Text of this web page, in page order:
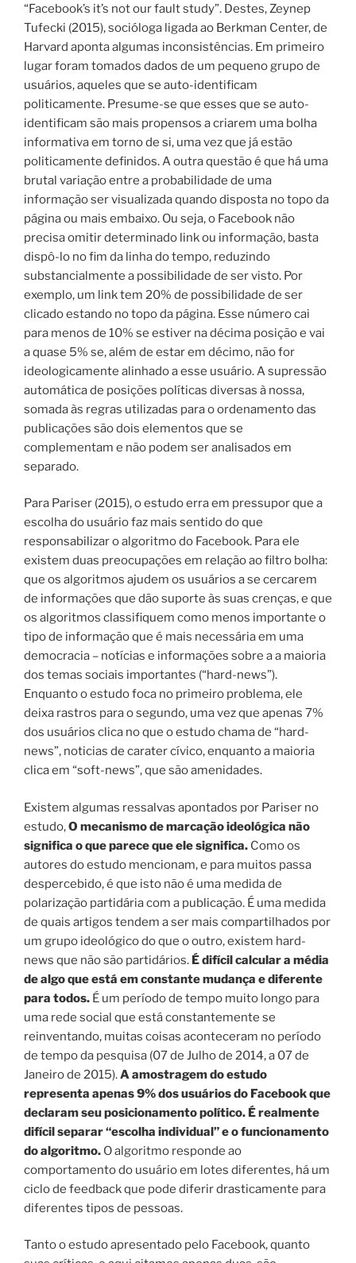
“Facebook’s it’s not our fault study”. Destes, Zeynep
Tufecki (2015), socióloga ligada ao Berkman Center, de
Harvard aponta algumas inconsistências. Em primeiro
lugar foram tomados dados de um pequeno grupo de
usuários, aqueles que se auto-identificam
politicamente. Presume-se que esses que se auto-
identificam são mais propensos a criarem uma bolha
informativa em torno de si, uma vez que já estão
politicamente definidos. A outra questão é que há uma
brutal variação entre a probabilidade de uma
informação ser visualizada quando disposta no topo da
página ou mais embaixo. Ou seja, o Facebook não
precisa omitir determinado link ou informação, basta
dispô-lo no fim da linha do tempo, reduzindo
substancialmente a possibilidade de ser visto. Por
exemplo, um link tem 20% de possibilidade de ser
clicado estando no topo da página. Esse número cai
para menos de 10% se estiver na décima posição e vai
a quase 5% se, além de estar em décimo, não for
ideologicamente alinhado a esse usuário. A supressão
automática de posições políticas diversas à nossa,
somada às regras utilizadas para o ordenamento das
publicações são dois elementos que se
complementam e não podem ser analisados em
separado.
Para Pariser (2015), o estudo erra em pressupor que a
escolha do usuário faz mais sentido do que
responsabilizar o algoritmo do Facebook. Para ele
existem duas preocupações em relação ao filtro bolha:
que os algoritmos ajudem os usuários a se cercarem
de informações que dão suporte às suas crenças, e que
os algoritmos classifiquem como menos importante o
tipo de informação que é mais necessária em uma
democracia – notícias e informações sobre a a maioria
dos temas sociais importantes (“hard-news”).
Enquanto o estudo foca no primeiro problema, ele
deixa rastros para o segundo, uma vez que apenas 7%
dos usuários clica no que o estudo chama de “hard-
news”, noticias de carater cívico, enquanto a maioria
clica em “soft-news”, que são amenidades.
Existem algumas ressalvas apontados por Pariser no
estudo,O mecanismo de marcação ideológica não
significa o que parece que ele significa. Como os
autores do estudo mencionam, e para muitos passa
despercebido, é que isto não é uma medida de
polarização partidária com a publicação. É uma medida
de quais artigos tendem a ser mais compartilhados por
um grupo ideológico do que o outro, existem hard-
news que não são partidários. É difícil calcular a média
de algo que está em constante mudança e diferente
para todos. É um período de tempo muito longo para
uma rede social que está constantemente se
reinventando, muitas coisas aconteceram no período
de tempo da pesquisa (07 de Julho de 2014, a 07 de
Janeiro de 2015).A amostragem do estudo
representa apenas 9% dos usuários do Facebook que
declaram seu posicionamento político. É realmente
difícil separar “escolha individual” e o funcionamento
do algoritmo. O algoritmo responde ao
comportamento do usuário em lotes diferentes, há um
ciclo de feedback que pode diferir drasticamente para
diferentes tipos de pessoas.
Tanto o estudo apresentado pelo Facebook, quanto